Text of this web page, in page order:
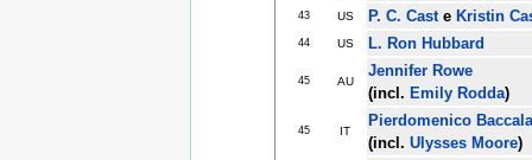
43 US P. C. Caste Kristin
44 US L. Ron Hubbard
45 AU
Jennifer Rowe
(incl. Emily Rodda)
45 IT
Pierdomenico
(incl. Ulysses Moore)